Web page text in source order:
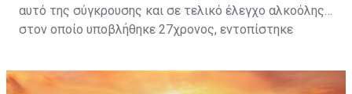
αυτό της σύγκρουσης και σε τελικό έλεγχο αλκοόλης
στον οποίο υποβλήθηκε 27χρονος, εντοπίστηκε
για αυτόφωρο αδίκημα.